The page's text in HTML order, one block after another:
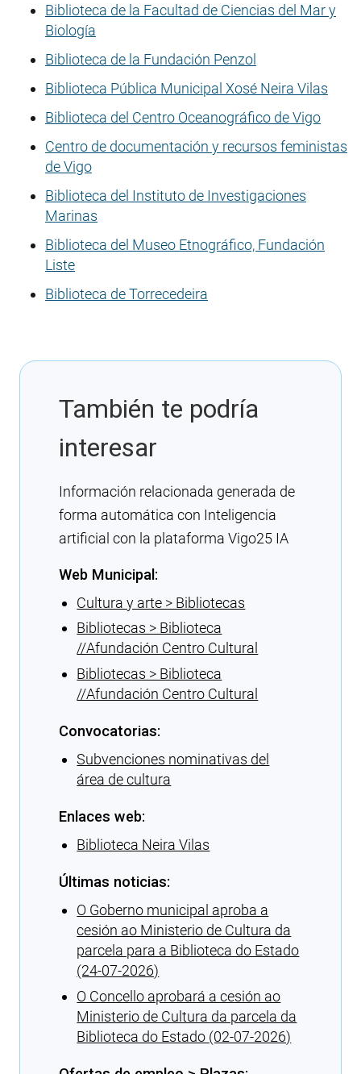
Biblioteca de la Facultad de Ciencias del Mar y
Biología
Biblioteca de la Fundación Penzol
Biblioteca Pública Municipal Xosé Neira Vilas
Biblioteca del Centro Oceanográfico de Vigo
Centro de documentación y recursos feministas
de Vigo
Biblioteca del Instituto de Investigaciones
Marinas
Biblioteca del Museo Etnográfico, Fundación
Liste
Biblioteca de Torrecedeira
También te podría
interesar
Información relacionada generada de
forma automática con Inteligencia
artificial con la plataforma Vigo25 IA
Web Municipal:
Cultura y arte > Bibliotecas
Bibliotecas > Biblioteca
//Afundación Centro Cultural
Bibliotecas > Biblioteca
//Afundación Centro Cultural
Convocatorias:
Subvenciones nominativas del
área de cultura
Enlaces web:
Biblioteca Neira Vilas
Últimas noticias:
O Goberno municipal aproba a
cesión ao Ministerio de Cultura da
parcela para a Biblioteca do Estado
(24-07-2026)
O Concello aprobará a cesión ao
Ministerio de Cultura da parcela da
Biblioteca do Estado (02-07-2026)